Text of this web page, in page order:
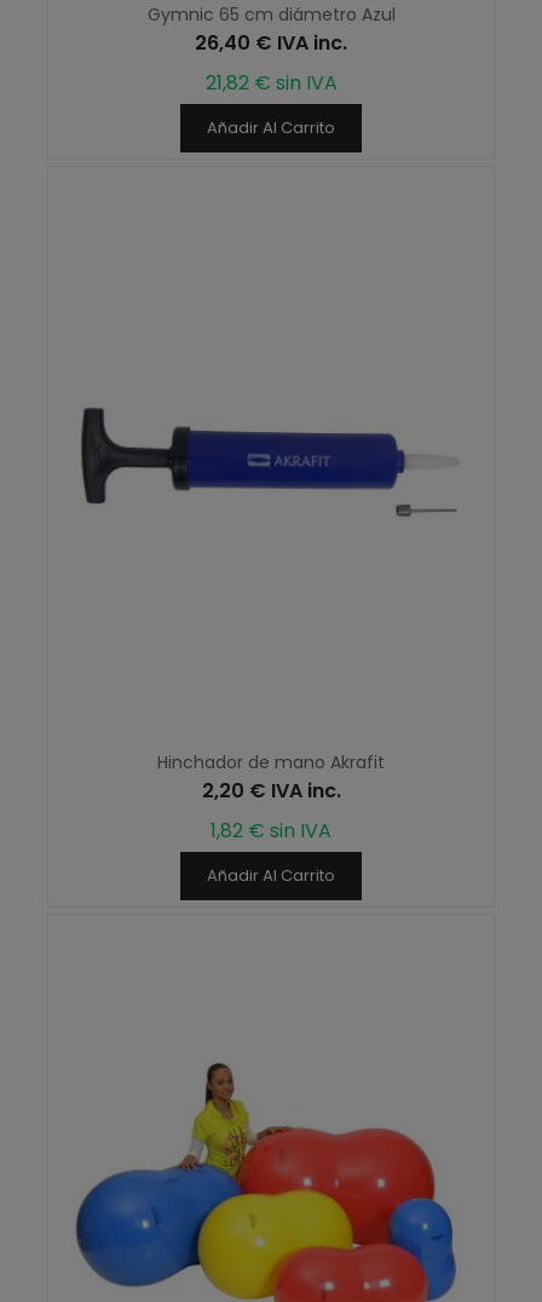
Gymnic 65 cm diámetro Azul
26,40 € IVA inc.
21,82 € sin IVA
Añadir Al Carrito
Hinchador de mano Akrafit
2,20 € IVA inc.
1,82 € sin IVA
Añadir Al Carrito